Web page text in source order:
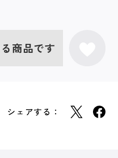
商品です
シェアする：